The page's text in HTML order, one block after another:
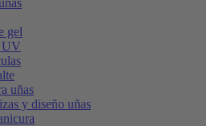
gel
UV
uñas
y diseño uñas